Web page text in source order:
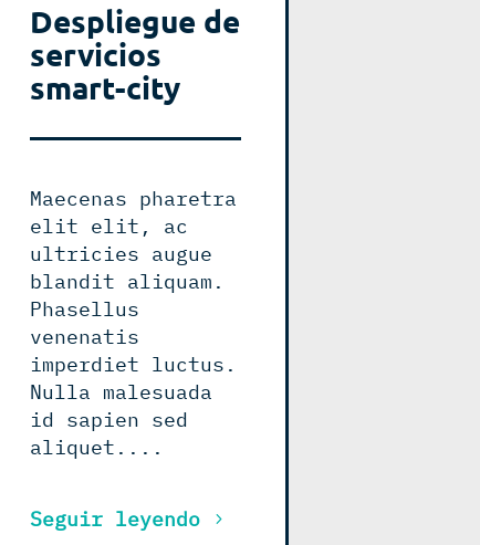
Despliegue de
servicios
smart-city
Maecenas pharetra
elit elit, ac
ultricies augue
blandit aliquam.
Phasellus
venenatis
imperdiet luctus.
Nulla malesuada
id sapien sed
aliquet....
Seguir leyendo